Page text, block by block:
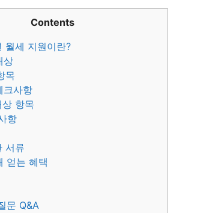
Contents
월세 지원이란?
상
목
크사항
항목
항
서류
얻는 혜택
문 Q&A